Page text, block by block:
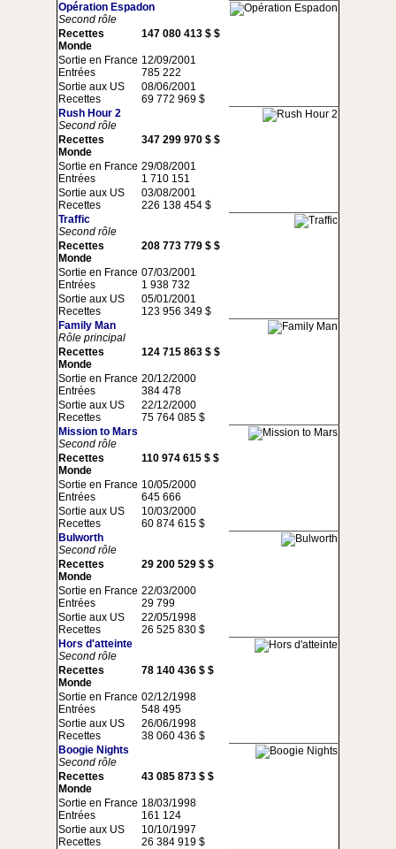
Opération Espadon
Second rôle
Recettes
Monde
147 080 413 $ $
Sortie en France
Entrées
12/09/2001
785 222
Sortie aux US
Recettes
08/06/2001
69 772 969 $
Rush Hour 2
Second rôle
Recettes
Monde
347 299 970 $ $
Sortie en France
Entrées
29/08/2001
1 710 151
Sortie aux US
Recettes
03/08/2001
226 138 454 $
Traffic
Second rôle
Recettes
Monde
208 773 779 $ $
Sortie en France
Entrées
07/03/2001
1 938 732
Sortie aux US
Recettes
05/01/2001
123 956 349 $
Family Man
Rôle principal
Recettes
Monde
124 715 863 $ $
Sortie en France
Entrées
20/12/2000
384 478
Sortie aux US
Recettes
22/12/2000
75 764 085 $
Mission to Mars
Second rôle
Recettes
Monde
110 974 615 $ $
Sortie en France
Entrées
10/05/2000
645 666
Sortie aux US
Recettes
10/03/2000
60 874 615 $
Bulworth
Second rôle
Recettes
Monde
29 200 529 $ $
Sortie en France
Entrées
22/03/2000
29 799
Sortie aux US
Recettes
22/05/1998
26 525 830 $
Hors d'atteinte
Second rôle
Recettes
Monde
78 140 436 $ $
Sortie en France
Entrées
02/12/1998
548 495
Sortie aux US
Recettes
26/06/1998
38 060 436 $
Boogie Nights
Second rôle
Recettes
Monde
43 085 873 $ $
Sortie en France
Entrées
18/03/1998
161 124
Sortie aux US
Recettes
10/10/1997
26 384 919 $